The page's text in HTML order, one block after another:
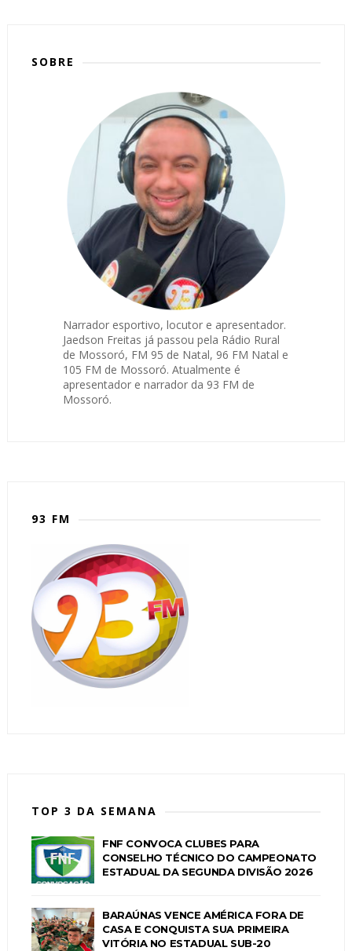
SOBRE
Narrador esportivo, locutor e apresentador.
Jaedson Freitas já passou pela Rádio Rural
de Mossoró, FM 95 de Natal, 96 FM Natal e
105 FM de Mossoró. Atualmente é
apresentador e narrador da 93 FM de
Mossoró.
93 FM
TOP 3 DA SEMANA
FNF CONVOCA CLUBES PARA
CONSELHO TÉCNICO DO CAMPEONATO
ESTADUAL DA SEGUNDA DIVISÃO 2026
BARAÚNAS VENCE AMÉRICA FORA DE
CASA E CONQUISTA SUA PRIMEIRA
VITÓRIA NO ESTADUAL SUB-20